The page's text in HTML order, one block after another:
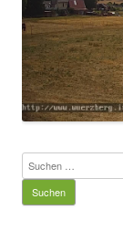
Suchen
nach: